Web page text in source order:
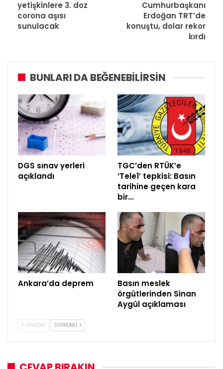
yetişkinlere 3. doz
corona aşısı
sunulacak
Cumhurbaşkanı
Erdoğan TRT’de
konuştu, dolar rekor
kırdı
BUNLARI DA BEĞENEBILIRSIN
DGS sınav yerleri
açıklandı
TGC’den RTÜK’e
‘Tele1’ tepkisi: Basın
tarihine geçen kara
bir…
Ankara’da deprem
Basın meslek
örgütlerinden Sinan
Aygül açıklaması
ÖNCEKI SONRAKI